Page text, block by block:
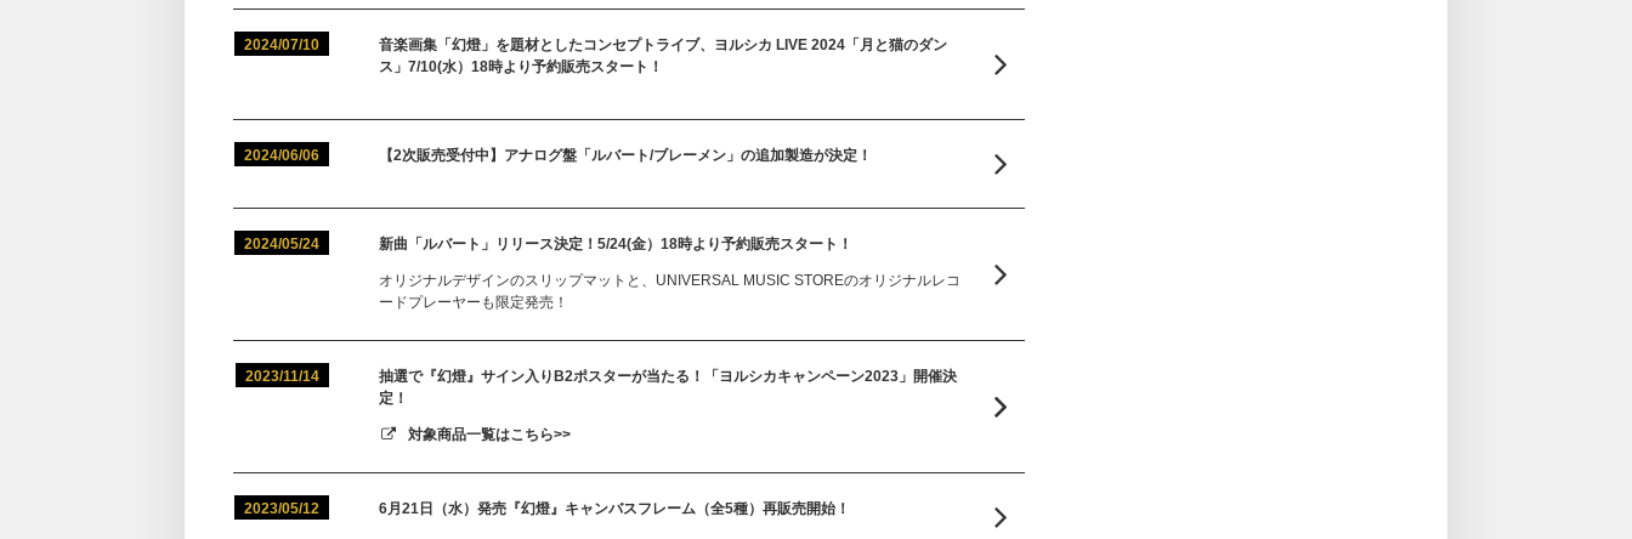
2024/07/10
音楽画集「幻燈」を題材としたコンセプトライブ、ヨルシカ LIVE 2024「月と猫のダン
ス」7/10(水）18時より予約販売スタート！
2024/06/06 【2次販売受付中】アナログ盤「ルバート/ブレーメン」の追加製造が決定！
2024/05/24 新曲「ルバート」リリース決定！5/24(金）18時より予約販売スタート！
オリジナルデザインのスリップマットと、UNIVERSAL MUSIC STOREのオリジナルレコ
ードプレーヤーも限定発売！
2023/11/14
抽選で『幻燈』サイン入りB2ポスターが当たる！「ヨルシカキャンペーン2023」開催決
定！
対象商品一覧はこちら>>
2023/05/12 6月21日（水）発売『幻燈』キャンバスフレーム（全5種）再販売開始！